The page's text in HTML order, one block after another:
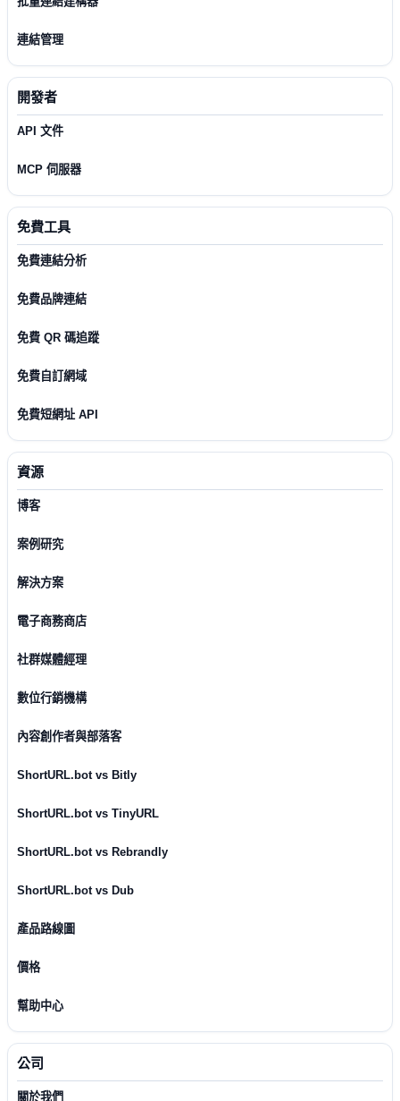
連結管理
開發者
API 文件
MCP 伺服器
免費工具
免費連結分析
免費品牌連結
免費 QR 碼追蹤
免費自訂網域
免費短網址 API
資源
博客
案例研究
解決方案
電子商務商店
社群媒體經理
數位行銷機構
內容創作者與部落客
ShortURL.bot vs Bitly
ShortURL.bot vs TinyURL
ShortURL.bot vs Rebrandly
ShortURL.bot vs Dub
產品路線圖
價格
幫助中心
公司
關於我們